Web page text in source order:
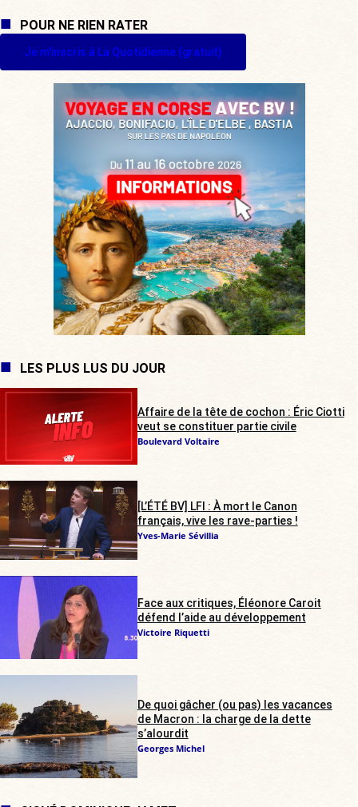
POUR NE RIEN RATER
Je m'inscris à La Quotidienne (gratuit)
LES PLUS LUS DU JOUR
Affaire de la tête de cochon : Éric Ciotti
[L’ÉTÉ BV] LFI : À mort le Canon
français, vive les rave-parties !
Face aux critiques, Éléonore Caroit
Victoire Riquetti
De quoi gâcher (ou pas) les vacances
de Macron : la charge de la dette
s’alourdit
Georges Michel